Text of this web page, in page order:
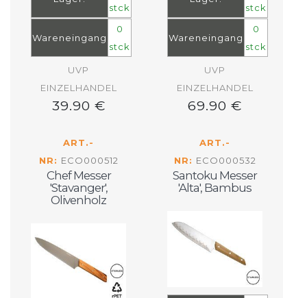
stck
Wareneingang
0
stck
UVP
EINZELHANDEL
39.90 €
stck
Wareneingang
0
stck
UVP
EINZELHANDEL
69.90 €
ART.-
NR: ECO000512
Chef Messer
'Stavanger',
Olivenholz
ART.-
NR: ECO000532
Santoku Messer
'Alta', Bambus